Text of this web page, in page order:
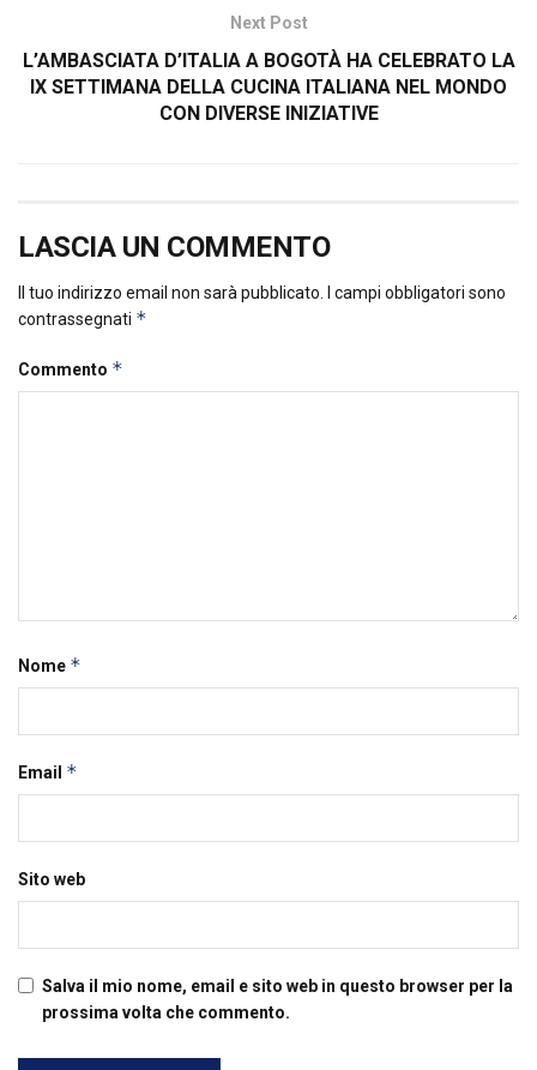
Next Post
L’AMBASCIATA D’ITALIA A BOGOTÀ HA CELEBRATO LA
IX SETTIMANA DELLA CUCINA ITALIANA NEL MONDO
CON DIVERSE INIZIATIVE
LASCIA UN COMMENTO
Il tuo indirizzo email non sarà pubblicato. I campi obbligatori sono
contrassegnati *
Commento *
Nome *
Email *
Sito web
Salva il mio nome, email e sito web in questo browser per la
prossima volta che commento.